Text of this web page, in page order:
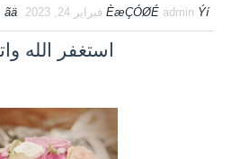
ÈæÇÓØÉ admin Ýí فبراير 24, 2023 ãä
استغفر الله